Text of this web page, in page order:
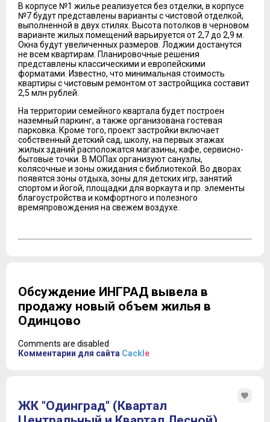
В корпусе №1 жилье реализуется без отделки, в корпусе
№7 будут представлены варианты с чистовой отделкой,
выполненной в двух стилях. Высота потолков в черновом
варианте жилых помещений варьируется от 2,7 до 2,9 м.
Окна будут увеличенных размеров. Лоджии достанутся
не всем квартирам. Планировочные решения
представлены классическими и европейскими
форматами. Известно, что минимальная стоимость
квартиры с чистовым ремонтом от застройщика составит
2,5 млн рублей.
На территории семейного квартала будет построен
наземный паркинг, а также организована гостевая
парковка. Кроме того, проект застройки включает
собственный детский сад, школу, на первых этажах
жилых зданий расположатся магазины, кафе, сервисно-
бытовые точки. В МОПах организуют санузлы,
колясочные и зоны ожидания с библиотекой. Во дворах
появятся зоны отдыха, зоны для детских игр, занятий
спортом и йогой, площадки для воркаута и пр. элементы
благоустройства и комфортного и полезного
времяпровождения на свежем воздухе.
Обсуждение ИНГРАД вывела в
продажу новый объем жилья в
Одинцово
Comments are disabled
Комментарии для сайта Cackl e
ЖК "Одинград" (Квартал